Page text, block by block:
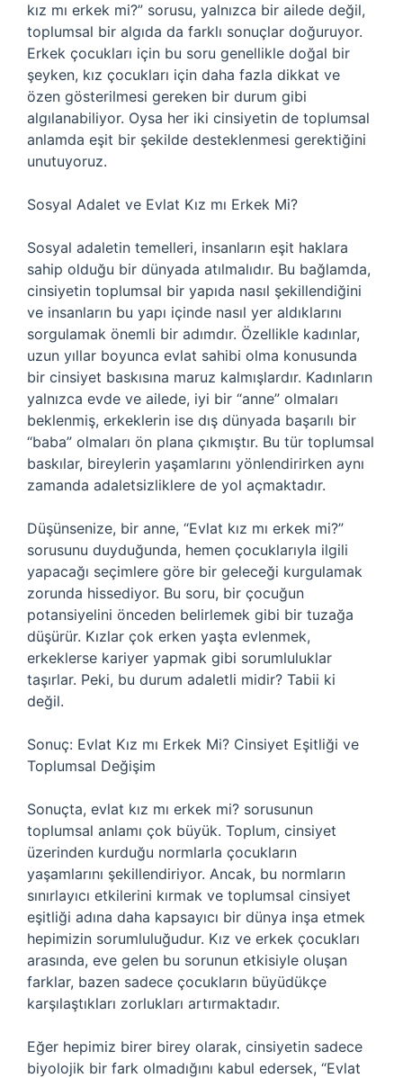
kız mı erkek mi?” sorusu, yalnızca bir ailede değil,
toplumsal bir algıda da farklı sonuçlar doğuruyor.
Erkek çocukları için bu soru genellikle doğal bir
şeyken, kız çocukları için daha fazla dikkat ve
özen gösterilmesi gereken bir durum gibi
algılanabiliyor. Oysa her iki cinsiyetin de toplumsal
anlamda eşit bir şekilde desteklenmesi gerektiğini
unutuyoruz.
Sosyal Adalet ve Evlat Kız mı Erkek Mi?
Sosyal adaletin temelleri, insanların eşit haklara
sahip olduğu bir dünyada atılmalıdır. Bu bağlamda,
cinsiyetin toplumsal bir yapıda nasıl şekillendiğini
ve insanların bu yapı içinde nasıl yer aldıklarını
sorgulamak önemli bir adımdır. Özellikle kadınlar,
uzun yıllar boyunca evlat sahibi olma konusunda
bir cinsiyet baskısına maruz kalmışlardır. Kadınların
yalnızca evde ve ailede, iyi bir “anne” olmaları
beklenmiş, erkeklerin ise dış dünyada başarılı bir
“baba” olmaları ön plana çıkmıştır. Bu tür toplumsal
baskılar, bireylerin yaşamlarını yönlendirirken aynı
zamanda adaletsizliklere de yol açmaktadır.
Düşünsenize, bir anne, “Evlat kız mı erkek mi?”
sorusunu duyduğunda, hemen çocuklarıyla ilgili
yapacağı seçimlere göre bir geleceği kurgulamak
zorunda hissediyor. Bu soru, bir çocuğun
potansiyelini önceden belirlemek gibi bir tuzağa
düşürür. Kızlar çok erken yaşta evlenmek,
erkeklerse kariyer yapmak gibi sorumluluklar
taşırlar. Peki, bu durum adaletli midir? Tabii ki
değil.
Sonuç: Evlat Kız mı Erkek Mi? Cinsiyet Eşitliği ve
Toplumsal Değişim
Sonuçta, evlat kız mı erkek mi? sorusunun
toplumsal anlamı çok büyük. Toplum, cinsiyet
üzerinden kurduğu normlarla çocukların
yaşamlarını şekillendiriyor. Ancak, bu normların
sınırlayıcı etkilerini kırmak ve toplumsal cinsiyet
eşitliği adına daha kapsayıcı bir dünya inşa etmek
hepimizin sorumluluğudur. Kız ve erkek çocukları
arasında, eve gelen bu sorunun etkisiyle oluşan
farklar, bazen sadece çocukların büyüdükçe
karşılaştıkları zorlukları artırmaktadır.
Eğer hepimiz birer birey olarak, cinsiyetin sadece
biyolojik bir fark olmadığını kabul edersek, “Evlat